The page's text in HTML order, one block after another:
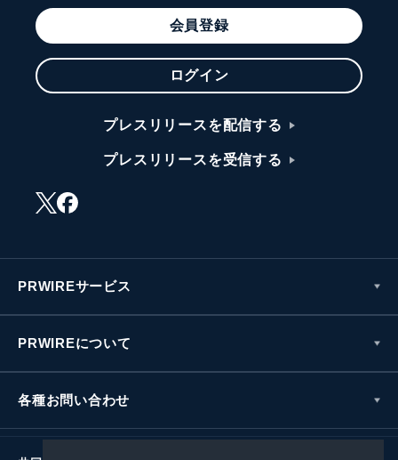
会員登録
ログイン
プレスリリースを配信する
プレスリリースを受信する
PRWIREサービス
PRWIREについて
各種お問い合わせ